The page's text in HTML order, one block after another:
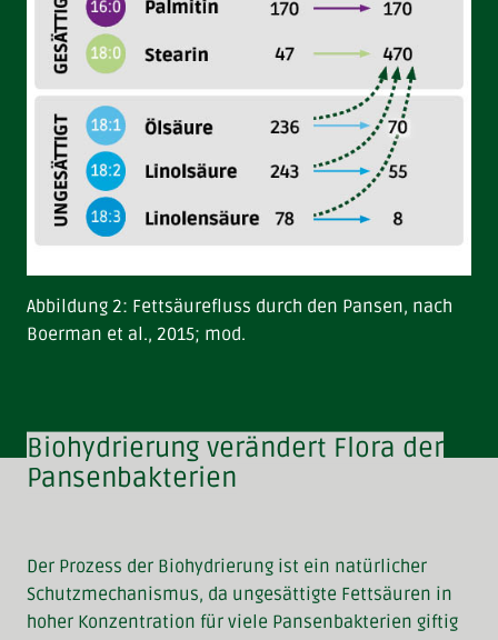
Abbildung 2: Fettsäurefluss durch den Pansen, nach
Boerman et al., 2015; mod.
Biohydrierung verändert Flora der
Pansenbakterien
Der Prozess der Biohydrierung ist ein natürlicher
Schutzmechanismus, da ungesättigte Fettsäuren in
hoher Konzentration für viele Pansenbakterien giftig